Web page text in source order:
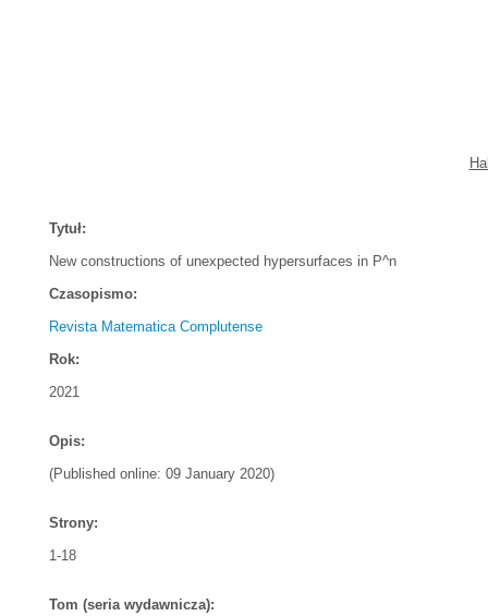
Tytuł:
New constructions of unexpected hypersurfaces in P^n
Czasopismo:
Revista Matematica Complutense
Rok:
2021
Opis:
(Published online: 09 January 2020)
Strony:
1-18
Tom (seria wydawnicza):